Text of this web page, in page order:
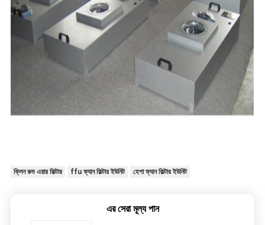
ক্লিন রুম এয়ার ফিল্টার ffu ফ্যান ফিল্টার ইউনিট হেপা ফ্যান ফিল্টার ইউনিট
এর সেরা মূল্য পান